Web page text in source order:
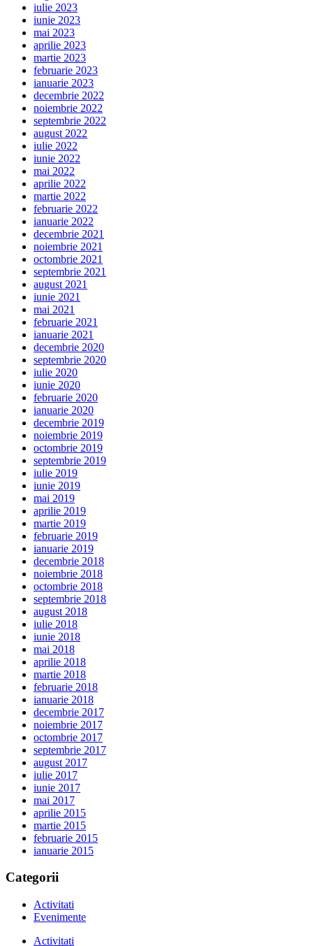
iulie 2023
iunie 2023
mai 2023
aprilie 2023
martie 2023
februarie 2023
ianuarie 2023
decembrie 2022
noiembrie 2022
septembrie 2022
august 2022
iulie 2022
iunie 2022
mai 2022
aprilie 2022
martie 2022
februarie 2022
ianuarie 2022
decembrie 2021
noiembrie 2021
octombrie 2021
septembrie 2021
august 2021
iunie 2021
mai 2021
februarie 2021
ianuarie 2021
decembrie 2020
septembrie 2020
iulie 2020
iunie 2020
februarie 2020
ianuarie 2020
decembrie 2019
noiembrie 2019
octombrie 2019
septembrie 2019
iulie 2019
iunie 2019
mai 2019
aprilie 2019
martie 2019
februarie 2019
ianuarie 2019
decembrie 2018
noiembrie 2018
octombrie 2018
septembrie 2018
august 2018
iulie 2018
iunie 2018
mai 2018
aprilie 2018
martie 2018
februarie 2018
ianuarie 2018
decembrie 2017
noiembrie 2017
octombrie 2017
septembrie 2017
august 2017
iulie 2017
iunie 2017
mai 2017
aprilie 2015
martie 2015
februarie 2015
ianuarie 2015
Categorii
Activitati
Evenimente
Activitati